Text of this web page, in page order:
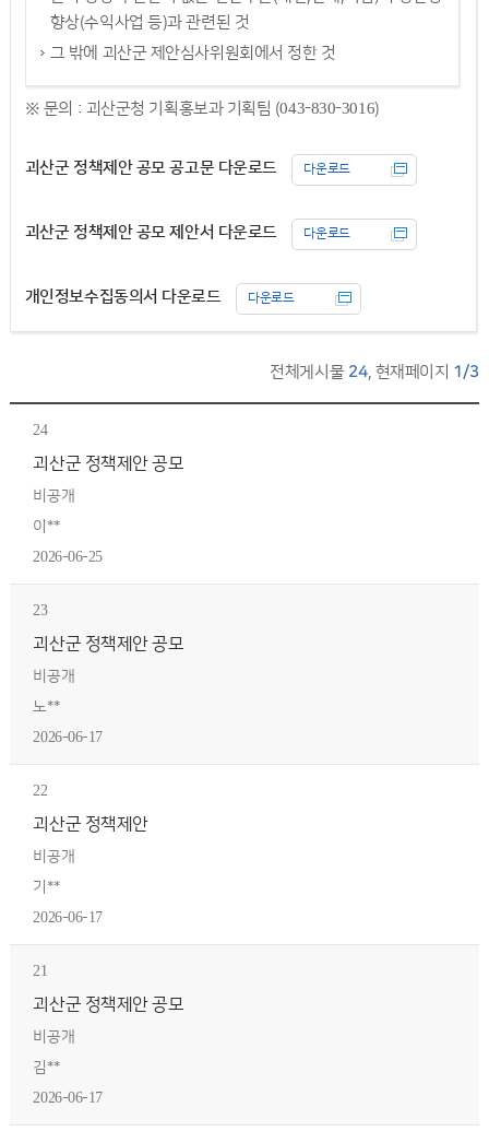
향상(수익사업 등)과 관련된 것
그 밖에 괴산군 제안심사위원회에서 정한 것
※ 문의 : 괴산군청 기획홍보과 기획팀 (043-830-3016)
괴산군 정책제안 공모 공고문 다운로드 다운로드
괴산군 정책제안 공모 제안서 다운로드 다운로드
개인정보수집동의서 다운로드 다운로드
전체게시물 24, 현재페이지 1/3
24
괴산군 정책제안 공모
비공개
이**
2026-06-25
23
괴산군 정책제안 공모
비공개
노**
2026-06-17
22
괴산군 정책제안
비공개
기**
2026-06-17
21
괴산군 정책제안 공모
비공개
김**
2026-06-17